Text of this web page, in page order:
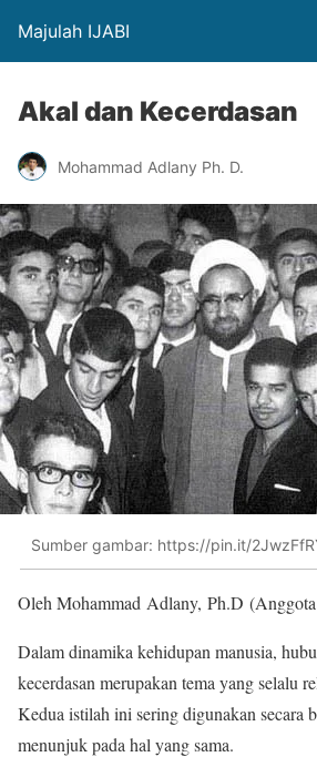
Majulah IJABI
Akal dan Kecerdasan
Mohammad Adlany Ph. D.
Sumber gambar: https://pin.it/
Oleh Mohammad Adlany, Ph.D
Dalam dinamika kehidupan manusia,
kecerdasan merupakan tema yang selalu
Kedua istilah ini sering digunakan secara
menunjuk pada hal yang sama.